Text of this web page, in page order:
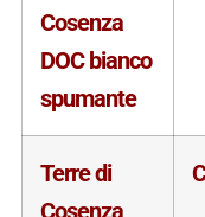
Cosenza
DOC bianco
spumante
Terre di
Cosenza